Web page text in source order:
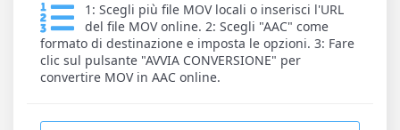
1: Scegli più file MOV locali o inserisci l'URL
del file MOV online. 2: Scegli "AAC" come
formato di destinazione e imposta le opzioni. 3: Fare
clic sul pulsante "AVVIA CONVERSIONE" per
convertire MOV in AAC online.